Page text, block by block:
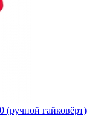
(ручной гайковёрт)